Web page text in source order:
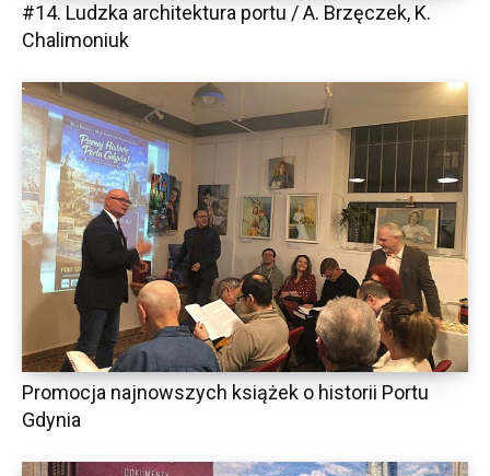
#14. Ludzka architektura portu / A. Brzęczek, K.
Chalimoniuk
Promocja najnowszych książek o historii Portu
Gdynia